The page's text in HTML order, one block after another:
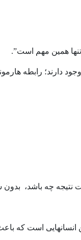
همین مهم است”.
دارند؛ رابطه
نتیجه چه باشد،
انسانهایی است که